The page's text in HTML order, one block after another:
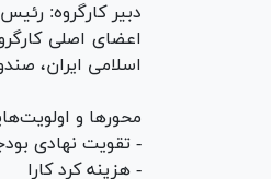
دبیر کارگروه:
اعضای اصلی
اسلامی ایران،
محور‌ها و
- تقویت نهادی
- هزینه کرد کارا